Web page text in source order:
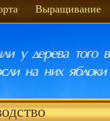
Выращивание